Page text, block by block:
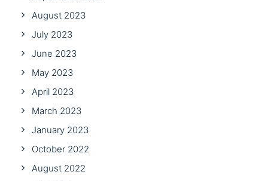
August 2023
July 2023
June 2023
May 2023
April 2023
March 2023
January 2023
October 2022
August 2022